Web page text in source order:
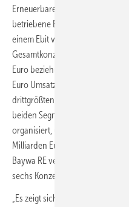
Erneuerbaren-Geschäft. Das
betriebene Erneuerbaren-
einem Ebit von 135 Millionen
Gesamtkonzern-Ergebnisses
Euro beziehungsweise 21,7
Euro Umsatz trug das
drittgrößten Anteil an den
beiden Segmenten
organisiert, und Agrar. Das
Milliarden Euro
Baywa RE vertretene Sparte
sechs Konzernsparten.
„Es zeigt sich, wie richtig 2009